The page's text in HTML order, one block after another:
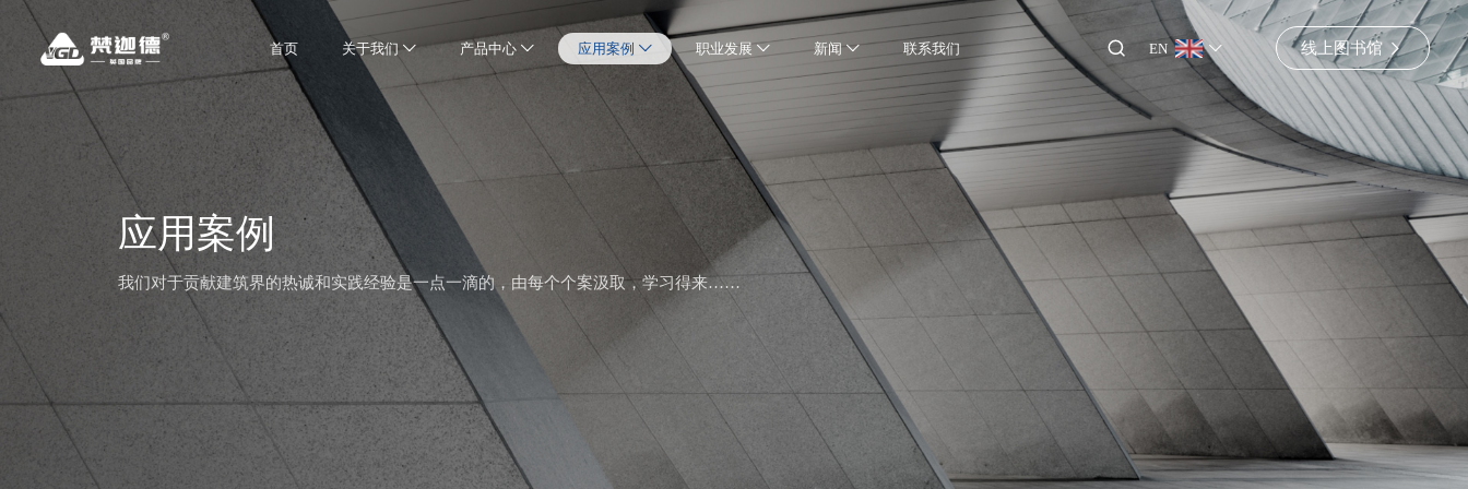
首页 关于我们 产品中心 应用案例 职业发展 新闻 联系我们 EN 线上图书馆
应用案例
我们对于贡献建筑界的热诚和实践经验是一点一滴的，由每个个案汲取，学习得来……